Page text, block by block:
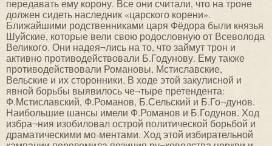
передавать ему корону. Все они считали, что на троне
должен сидеть наследник «царского корени».
Ближайшими родственниками царя Фёдора были князья
Шуйские, которые вели свою родословную от Всеволода
Великого. Они надея¬лись на то, что займут трон и
активно противодействовали Б.Годунову. Ему также
противодействовали Романовы, Мстиславские,
Вельские и их сторонники. В ходе этой закулисной и
явной борьбы выявилось че¬тыре претендента:
Ф.Мстиславский, Ф.Романов, Б.Сельский и Б.Го¬дунов.
Наибольшие шансы имели Ф.Романов и Б.Годунов. Ход
избра¬ния изобиловал острой политической борьбой и
драматическими мо-ментами. Ход этой избирательной